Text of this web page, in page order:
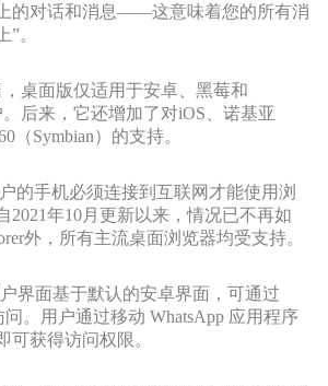
的对话和消息——这意味着您的所有消
。
，桌面版仅适用于安卓、黑莓和
。后来，它还增加了对iOS、诺基亚
（Symbian）的支持。
的手机必须连接到互联网才能使用浏
2021年10月更新以来，情况已不再如
外，所有主流桌面浏览器均受支持。
户界面基于默认的安卓界面，可通过
问。用户通过移动 WhatsApp 应用程序
可获得访问权限。